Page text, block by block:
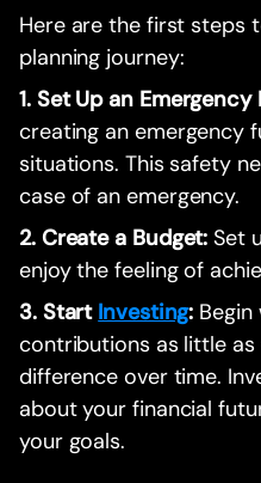
Here are the first steps
planning journey:
1. Set Up an Emergency
creating an emergency
situations. This safety
case of an emergency.
2. Create a Budget: Set
enjoy the feeling of
3. Start Investing:
contributions as little as
difference over time.
about your financial
your goals.